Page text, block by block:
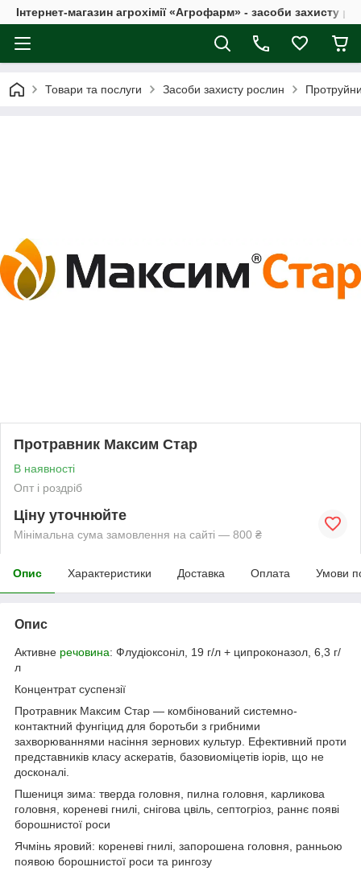
Інтернет-магазин агрохімії «Агрофарм» - засоби захисту
Товари та послуги Засоби захисту рослин
Протравник Максим Стар
В наявності
Опт і роздріб
Ціну уточнюйте
Мінімальна сума замовлення на сайті — 800 ₴
Опис Характеристики Доставка Оплата Умови
Опис
Активне речовина: Флудіоксоніл, 19 г/л + ципроконазол, 6,3 г/
л
Концентрат суспензії
Протравник Максим Стар — комбінований системно-
контактний фунгіцид для боротьби з грибними
захворюваннями насіння зернових культур. Ефективний проти
представників класу аскератів, базовиоміцетів іорів, що не
досконалі.
Пшениця зима: тверда головня, пилна головня, карликова
головня, кореневі гнилі, снігова цвіль, септогріоз, раннє появі
борошнистої роси
Ячмінь яровий: кореневі гнилі, запорошена головня, ранньою
появою борошнистої роси та рингозу